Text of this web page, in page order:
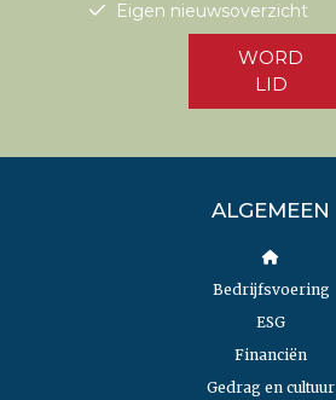
Eigen nieuwsoverzicht
WORD
LID
ALGEMEEN
Bedrijfsvoering
ESG
Financiën
Gedrag en cultuur